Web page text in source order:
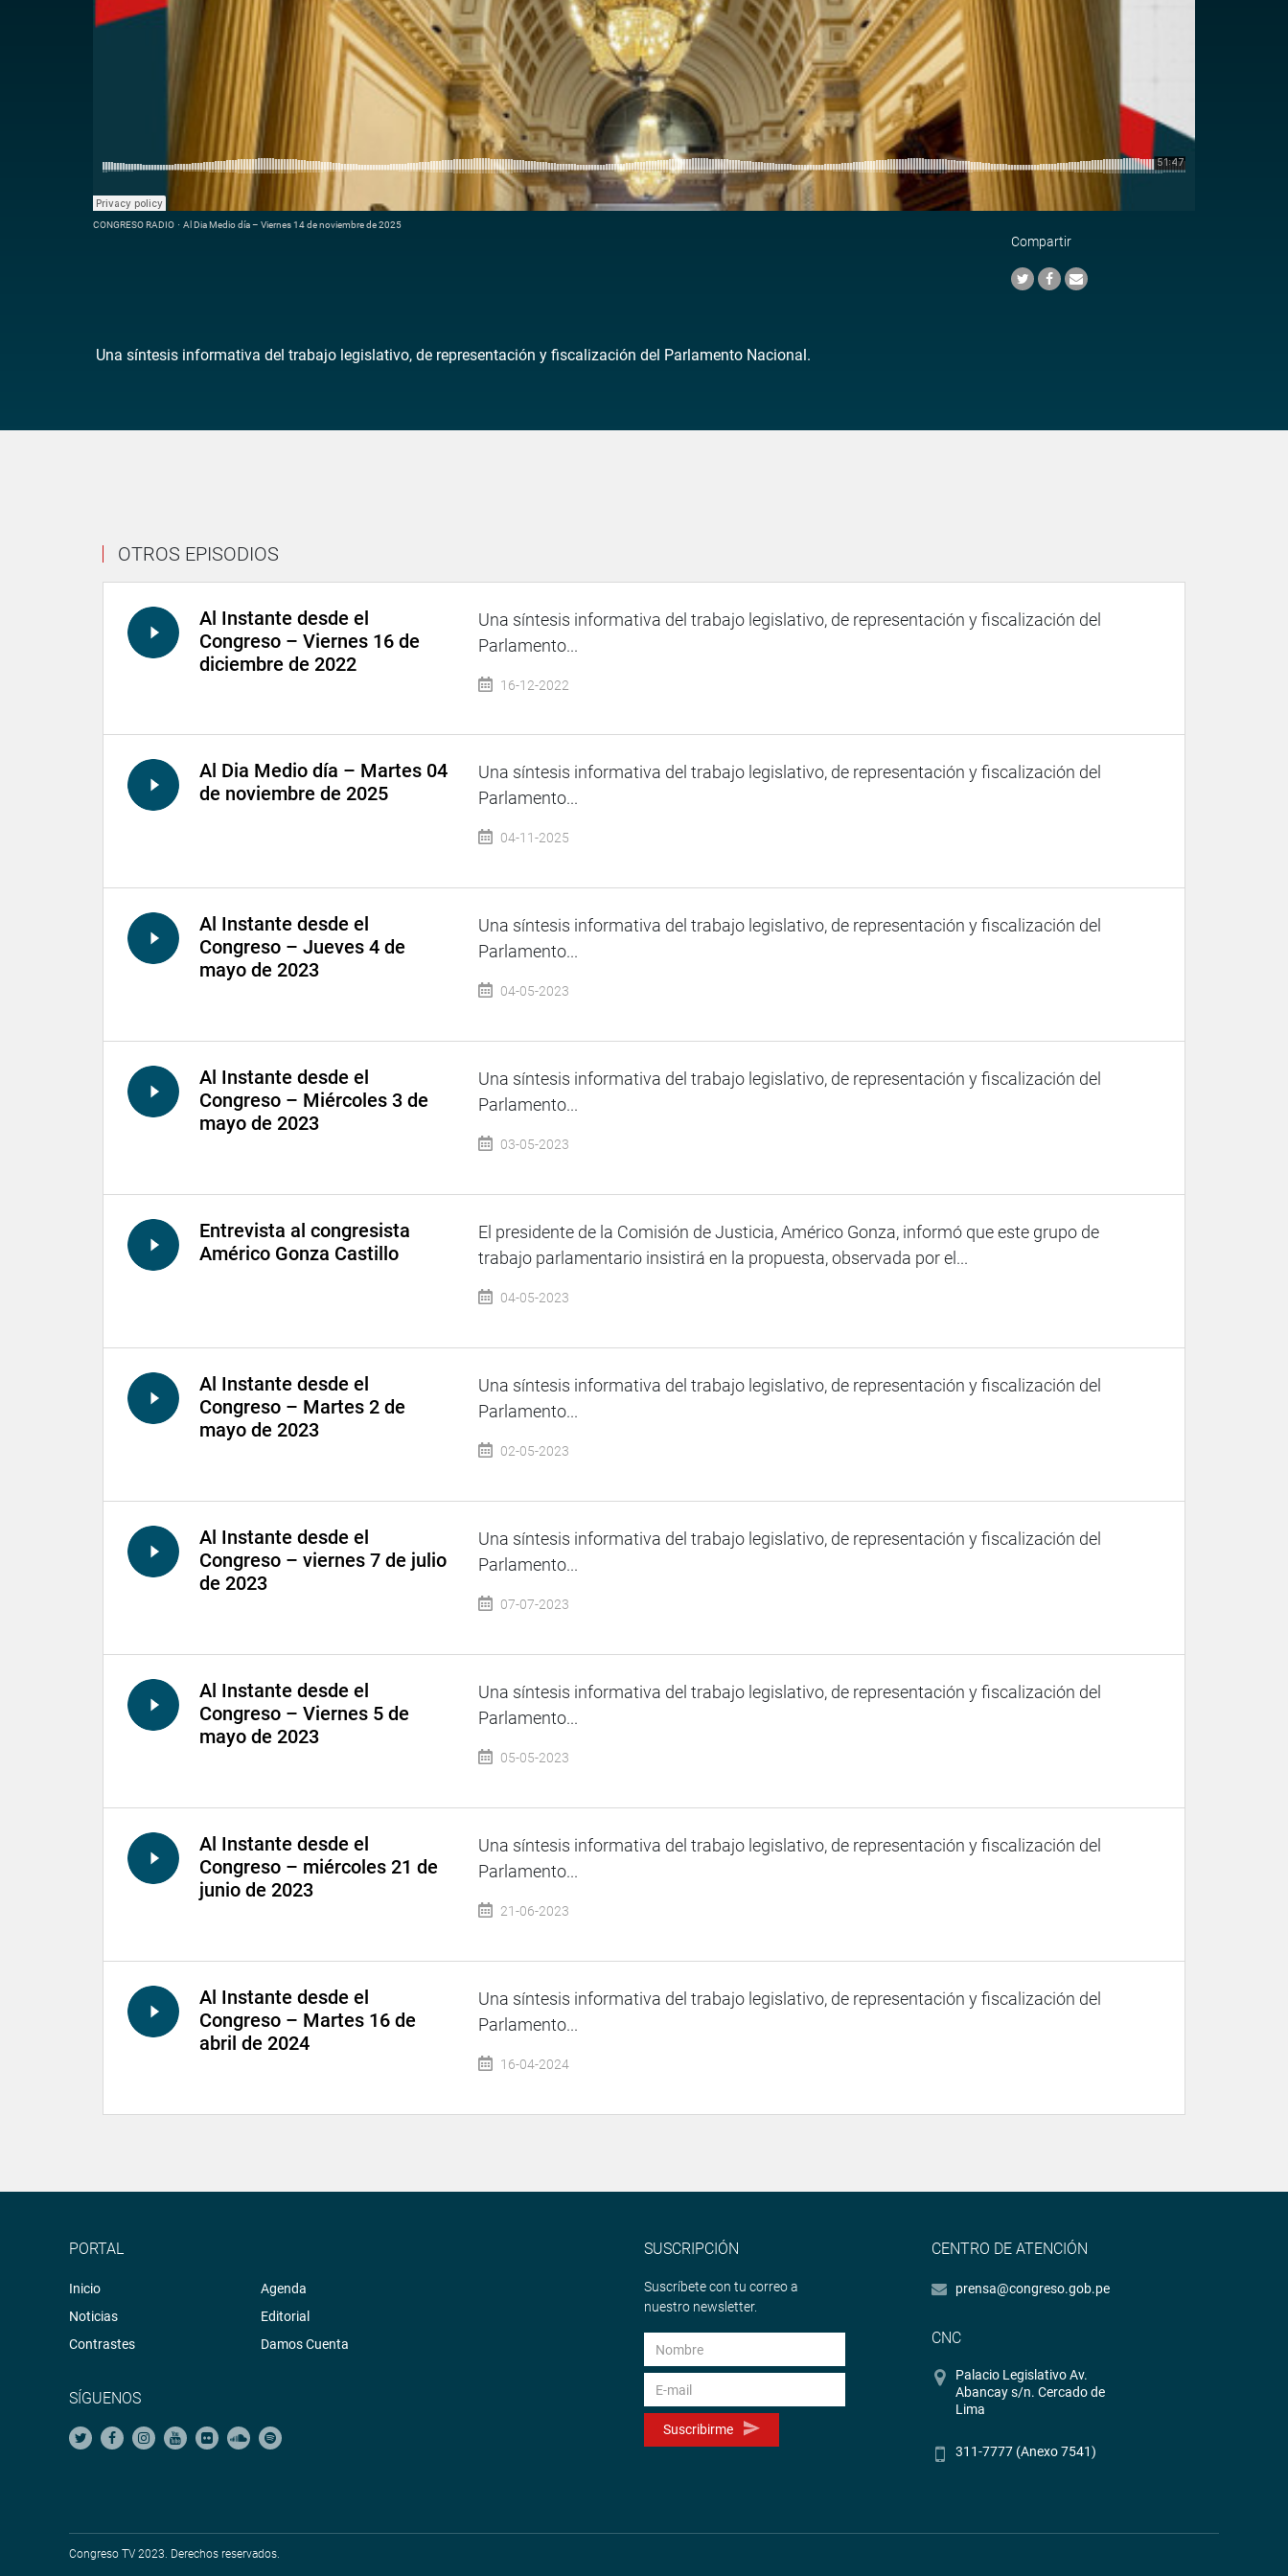
CONGRESO RADIO · Al Dia Medio día – Viernes 14 de noviembre de 2025
Compartir
Una síntesis informativa del trabajo legislativo, de representación y fiscalización del Parlamento Nacional.
OTROS EPISODIOS
Al Instante desde el
Congreso – Viernes 16 de
diciembre de 2022
Una síntesis informativa del trabajo legislativo, de representación y fiscalización del
Parlamento...
16-12-2022
Al Dia Medio día – Martes 04
de noviembre de 2025
Una síntesis informativa del trabajo legislativo, de representación y fiscalización del
Parlamento...
04-11-2025
Al Instante desde el
Congreso – Jueves 4 de
mayo de 2023
Una síntesis informativa del trabajo legislativo, de representación y fiscalización del
Parlamento...
04-05-2023
Al Instante desde el
Congreso – Miércoles 3 de
mayo de 2023
Una síntesis informativa del trabajo legislativo, de representación y fiscalización del
Parlamento...
03-05-2023
Entrevista al congresista
Américo Gonza Castillo
El presidente de la Comisión de Justicia, Américo Gonza, informó que este grupo de
trabajo parlamentario insistirá en la propuesta, observada por el...
04-05-2023
Al Instante desde el
Congreso – Martes 2 de
mayo de 2023
Una síntesis informativa del trabajo legislativo, de representación y fiscalización del
Parlamento...
02-05-2023
Al Instante desde el
Congreso – viernes 7 de julio
de 2023
Una síntesis informativa del trabajo legislativo, de representación y fiscalización del
Parlamento...
07-07-2023
Al Instante desde el
Congreso – Viernes 5 de
mayo de 2023
Una síntesis informativa del trabajo legislativo, de representación y fiscalización del
Parlamento...
05-05-2023
Al Instante desde el
Congreso – miércoles 21 de
junio de 2023
Una síntesis informativa del trabajo legislativo, de representación y fiscalización del
Parlamento...
21-06-2023
Al Instante desde el
Congreso – Martes 16 de
abril de 2024
Una síntesis informativa del trabajo legislativo, de representación y fiscalización del
Parlamento...
16-04-2024
PORTAL
Inicio
Noticias
Contrastes
Agenda
Editorial
Damos Cuenta
SÍGUENOS
SUSCRIPCIÓN
Suscríbete con tu correo a
nuestro newsletter.
Suscribirme
CENTRO DE ATENCIÓN
prensa@congreso.gob.pe
CNC
Palacio Legislativo Av.
Abancay s/n. Cercado de
Lima
311-7777 (Anexo 7541)
Congreso TV 2023. Derechos reservados.